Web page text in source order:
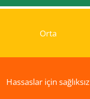
Orta
Hassaslar için sağlıksız